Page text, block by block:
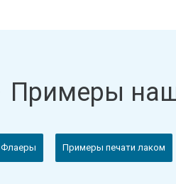
Примеры
Флаеры Примеры печати лаком